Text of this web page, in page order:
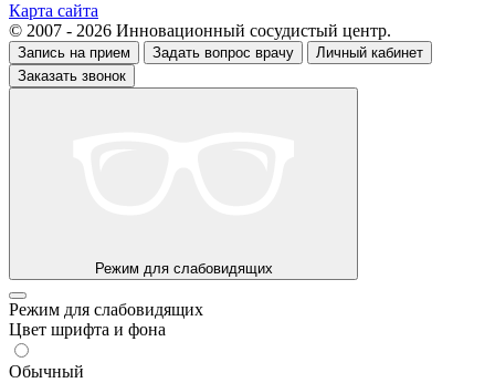
Карта сайта
© 2007 - 2026 Инновационный сосудистый центр.
Запись на прием Задать вопрос врачу
Личный кабинет
Заказать звонок
Режим для слабовидящих
Режим для слабовидящих
Цвет шрифта и фона
Обычный